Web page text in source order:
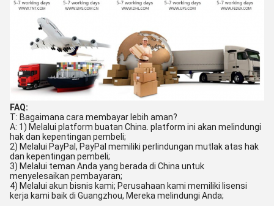
FAQ:
T: Bagaimana cara membayar lebih aman?
A: 1) Melalui platform buatan China. platform ini akan melindungi
hak dan kepentingan pembeli;
2) Melalui PayPal, PayPal memiliki perlindungan mutlak atas hak
dan kepentingan pembeli;
3) Melalui teman Anda yang berada di China untuk
menyelesaikan pembayaran;
4) Melalui akun bisnis kami; Perusahaan kami memiliki lisensi
kerja kami baik di Guangzhou, Mereka melindungi Anda;